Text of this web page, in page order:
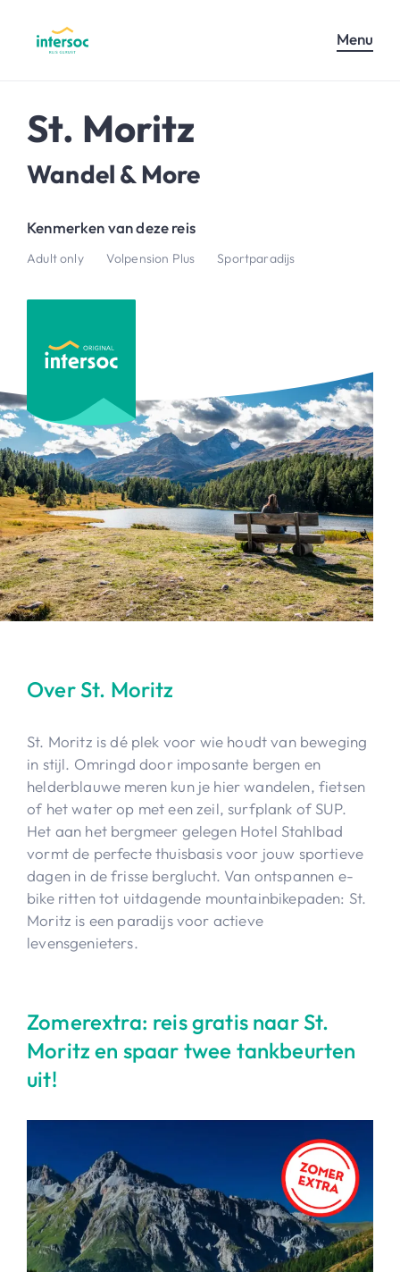
Menu
St. Moritz
Wandel & More
Kenmerken van deze reis
Adult only Volpension Plus Sportparadijs
Over St. Moritz
St. Moritz is dé plek voor wie houdt van beweging
in stijl. Omringd door imposante bergen en
helderblauwe meren kun je hier wandelen, fietsen
of het water op met een zeil, surfplank of SUP.
Het aan het bergmeer gelegen Hotel Stahlbad
vormt de perfecte thuisbasis voor jouw sportieve
dagen in de frisse berglucht. Van ontspannen e-
bike ritten tot uitdagende mountainbikepaden: St.
Moritz is een paradijs voor actieve
levensgenieters.
Zomerextra: reis gratis naar St.
Moritz en spaar twee tankbeurten
uit!